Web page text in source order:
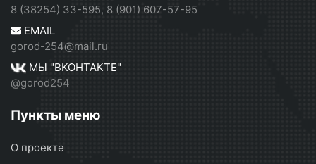
8 (38254) 33-595, 8 (901) 607-57-95
EMAIL
gorod-254@mail.ru
МЫ "ВКОНТАКТЕ"
@gorod254
Пункты меню
О проекте